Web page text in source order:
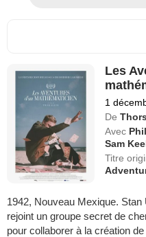
Les
1
De
Avec
Sam
Titre
1942, Nouveau Mexique.
rejoint un groupe secret de
pour collaborer à la création